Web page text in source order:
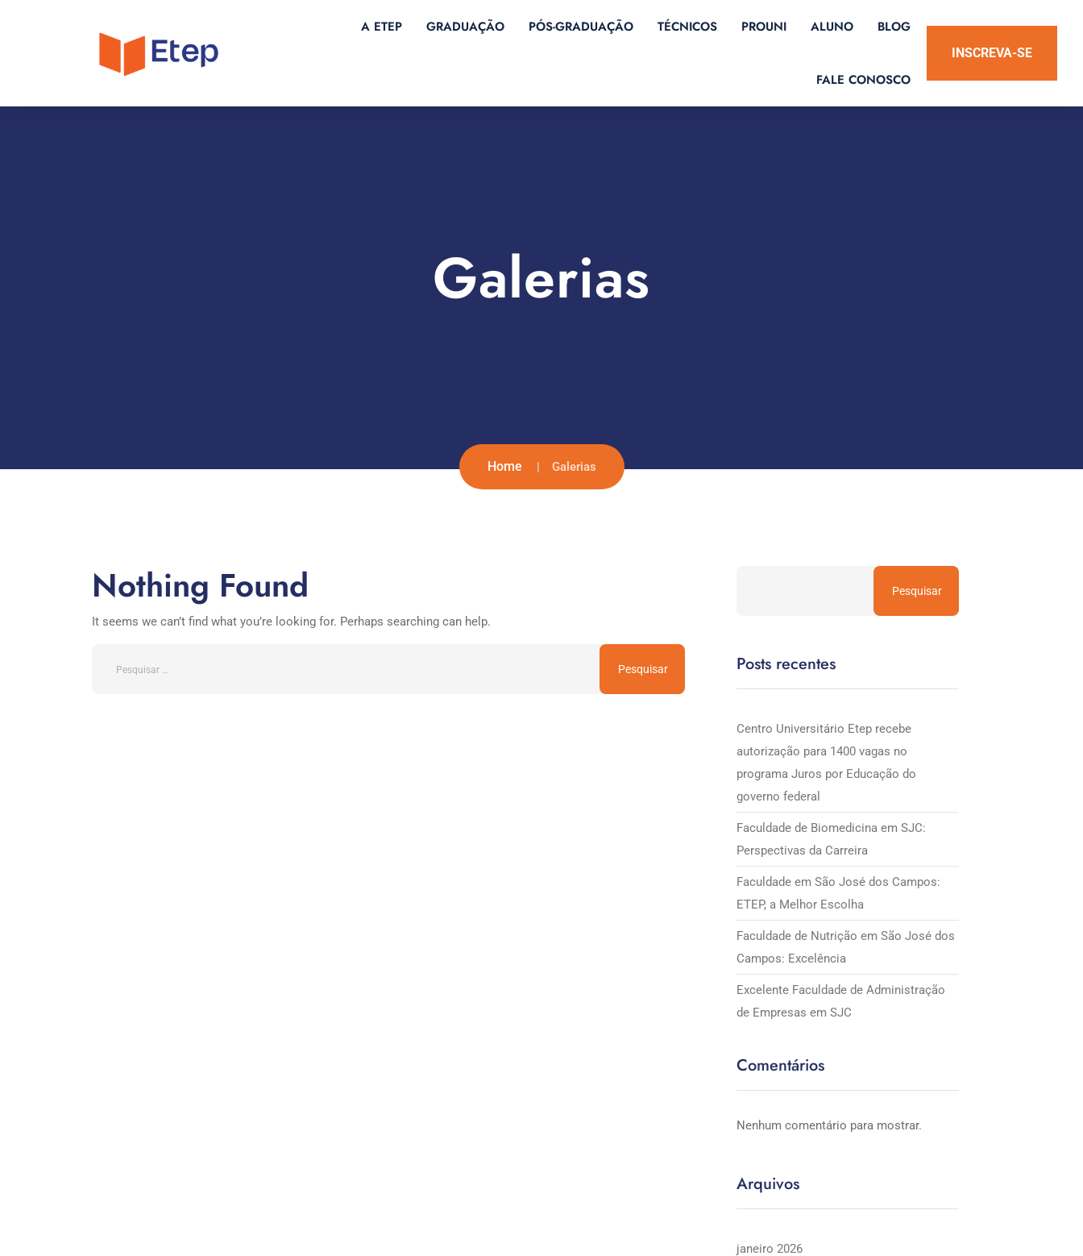
A ETEP GRADUAÇÃO PÓS-GRADUAÇÃO TÉCNICOS PROUNI ALUNO BLOG
FALE CONOSCO
INSCREVA-SE
Galerias
Home Galerias
Nothing Found
It seems we can’t find what you’re looking for. Perhaps searching can help.
Pesquisar
Posts recentes
Centro Universitário Etep recebe
autorização para 1400 vagas no
programa Juros por Educação do
governo federal
Faculdade de Biomedicina em SJC:
Perspectivas da Carreira
Faculdade em São José dos Campos:
ETEP, a Melhor Escolha
Faculdade de Nutrição em São José dos
Campos: Excelência
Excelente Faculdade de Administração
de Empresas em SJC
Comentários
Nenhum comentário para mostrar.
Arquivos
janeiro 2026